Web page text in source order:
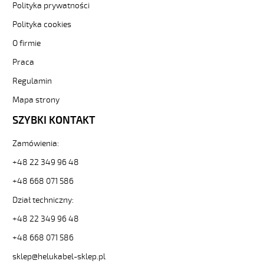
3-
81865
Sterownicze
JZ-
500
HMH
7G1
elastyczny
żyły
czarne
bezh.
od
[kod:
HELUKABEL
https://www.static.helukabel-
Polityka prywatności
Polityka cookies
O firmie
Praca
Regulamin
Mapa strony
SZYBKI KONTAKT
Zamówienia:
+48 22 349 96 48
+48 668 071 586
Dział techniczny:
+48 22 349 96 48
+48 668 071 586
sklep@helukabel-sklep.pl